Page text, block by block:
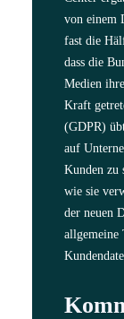
von einem
fast die
dass die
Medien
Kraft
(GDPR)
auf
Kunden zu
wie sie
der neuen
allgemeine